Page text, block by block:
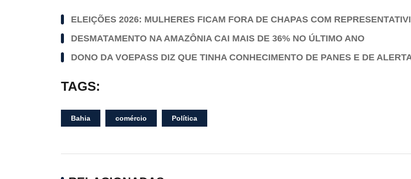
ELEIÇÕES 2026: MULHERES FICAM FORA DE CHAPAS COM
DESMATAMENTO NA AMAZÔNIA CAI MAIS DE 36% NO ÚLTIMO ANO
DONO DA VOEPASS DIZ QUE TINHA CONHECIMENTO DE PANES E DE
TAGS:
Bahia comércio Política